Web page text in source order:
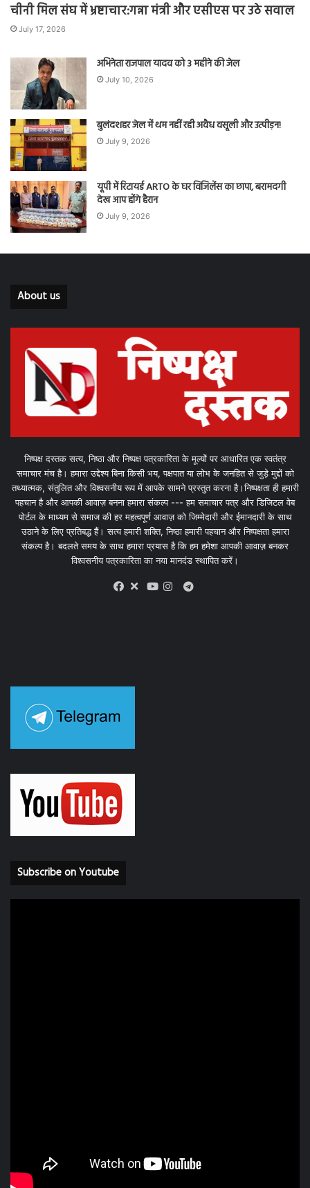
चीनी मिल संघ में भ्रष्टाचार:गन्ना मंत्री और एसीएस पर उठे सवाल
July 17, 2026
अभिनेता राजपाल यादव को 3 महीने की जेल
July 10, 2026
बुलंदशहर जेल में थम नहीं रही अवैध वसूली और उत्पीड़न!
July 9, 2026
यूपी में रिटायर्ड ARTO के घर विजिलेंस का छापा, बरामदगी
देख आप होंगे हैरान
July 9, 2026
About us
निष्पक्ष दस्तक सत्य, निष्ठा और निष्पक्ष पत्रकारिता के मूल्यों पर आधारित एक स्वतंत्र
समाचार मंच है। हमारा उद्देश्य बिना किसी भय, पक्षपात या लोभ के जनहित से जुड़े मुद्दों को
तथ्यात्मक, संतुलित और विश्वसनीय रूप में आपके सामने प्रस्तुत करना है।निष्पक्षता ही हमारी
पहचान है और आपकी आवाज़ बनना हमारा संकल्प --- हम समाचार पत्र और डिजिटल वेब
पोर्टल के माध्यम से समाज की हर महत्वपूर्ण आवाज़ को जिम्मेदारी और ईमानदारी के साथ
उठाने के लिए प्रतिबद्ध हैं। सत्य हमारी शक्ति, निष्ठा हमारी पहचान और निष्पक्षता हमारा
संकल्प है। बदलते समय के साथ हमारा प्रयास है कि हम हमेशा आपकी आवाज़ बनकर
विश्वसनीय पत्रकारिता का नया मानदंड स्थापित करें।
X
Telegram
Subscribe on Youtube